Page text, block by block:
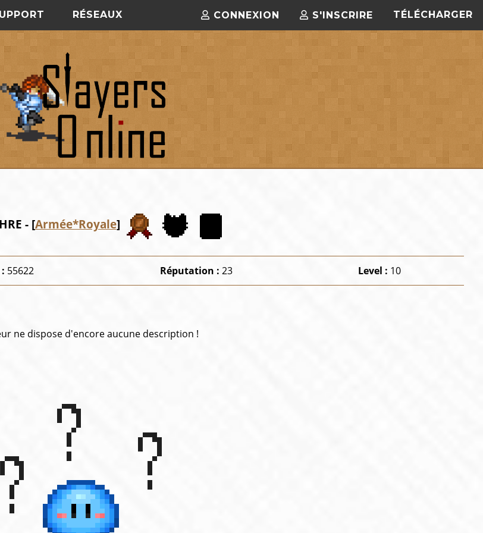
RÉSEAUX TÉLÉCHARGER
S'INSCRIRE
CONNEXION
- [Armée*Royale]
55622 Réputation : 23 Level : 10
ne dispose d'encore aucune description !